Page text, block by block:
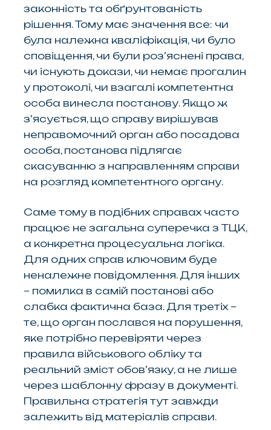
законність та обґрунтованість
рішення. Тому має значення все: чи
була належна кваліфікація, чи було
сповіщення, чи були роз’яснені права,
чи існують докази, чи немає прогалин
у протоколі, чи взагалі компетентна
особа винесла постанову. Якщо ж
з’ясується, що справу вирішував
неправомочний орган або посадова
особа, постанова підлягає
скасуванню з направленням справи
на розгляд компетентного органу.
Саме тому в подібних справах часто
працює не загальна суперечка з ТЦК,
а конкретна процесуальна логіка.
Для одних справ ключовим буде
неналежне повідомлення. Для інших
– помилка в самій постанові або
слабка фактична база. Для третіх –
те, що орган послався на порушення,
яке потрібно перевіряти через
правила військового обліку та
реальний зміст обов’язку, а не лише
через шаблонну фразу в документі.
Правильна стратегія тут завжди
залежить від матеріалів справи.